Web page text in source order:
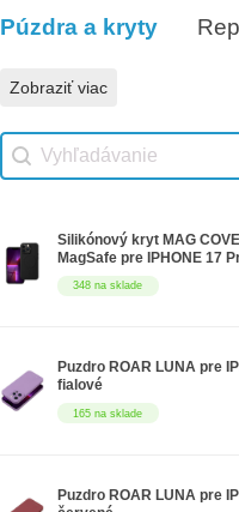
8 na sklade
Vhodné príslušenstvo
Púzdra a kryty
Zobraziť viac
Vhodné príslušenstvo
Search content
348 na sklade
Silikónový kryt MAG
MagSafe pre IPHONE 17
165 na sklade
Puzdro ROAR LUNA pre
fialové
Puzdro ROAR LUNA pre